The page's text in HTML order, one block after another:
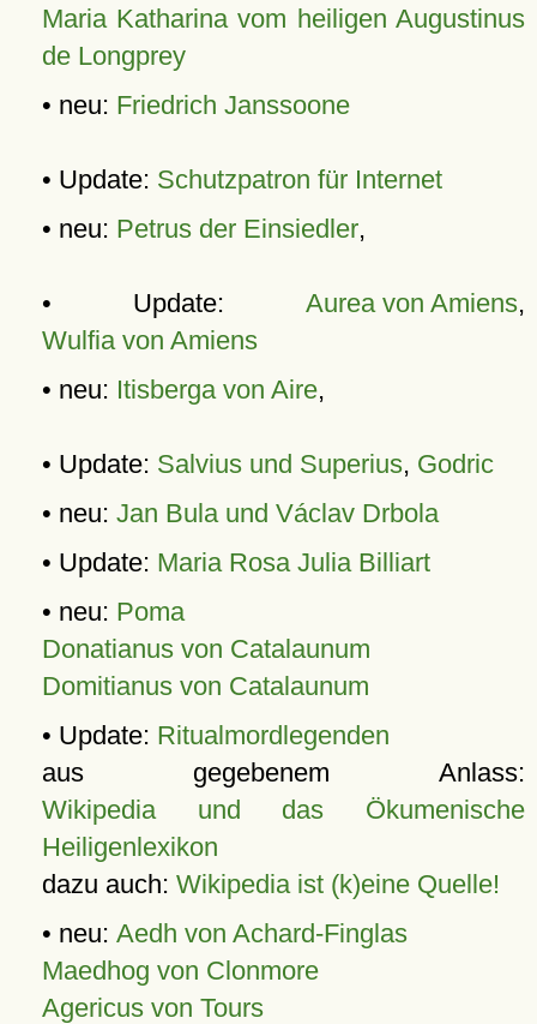
Maria Katharina vom heiligen Augustinus
de Longprey
• neu: Friedrich Janssoone
• Update: Schutzpatron für Internet
• neu: Petrus der Einsiedler,
• Update: Aurea von Amiens,
Wulfia von Amiens
• neu: Itisberga von Aire,
• Update: Salvius und Superius, Godric
• neu: Jan Bula und Václav Drbola
• Update: Maria Rosa Julia Billiart
• neu: Poma
Donatianus von Catalaunum
Domitianus von Catalaunum
• Update: Ritualmordlegenden
aus gegebenem Anlass:
Wikipedia und das Ökumenische
Heiligenlexikon
dazu auch: Wikipedia ist (k)eine Quelle!
• neu: Aedh von Achard-Finglas
Maedhog von Clonmore
Agericus von Tours